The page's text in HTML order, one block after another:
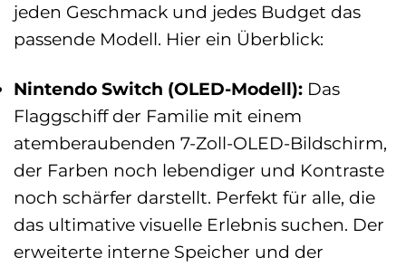
jeden Geschmack und jedes Budget das
passende Modell. Hier ein Überblick:
Nintendo Switch (OLED-Modell): Das
Flaggschiff der Familie mit einem
atemberaubenden 7-Zoll-OLED-Bildschirm,
der Farben noch lebendiger und Kontraste
noch schärfer darstellt. Perfekt für alle, die
das ultimative visuelle Erlebnis suchen. Der
erweiterte interne Speicher und der